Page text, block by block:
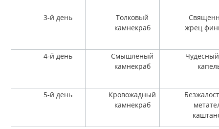
3-й день
Толковый
камнекраб
жрец
4-й день
Смышленый
камнекраб
5-й день
Кровожадный
камнекраб